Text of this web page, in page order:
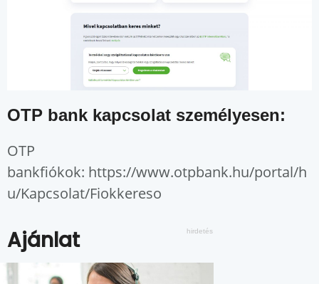
OTP bank kapcsolat személyesen:
OTP
bankfiókok: https://www.otpbank.hu/portal/h
u/Kapcsolat/Fiokkereso
Ajánlat